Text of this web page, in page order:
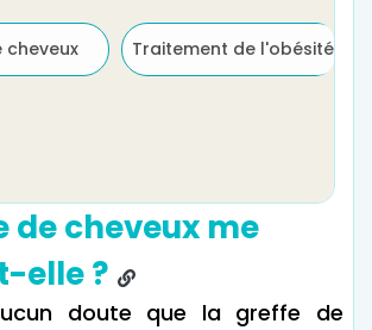
cheveux Traitement de l'obésité
de cheveux me
elle ?
doute que la greffe de